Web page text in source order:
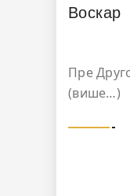
Воскар
Пре
(више…)